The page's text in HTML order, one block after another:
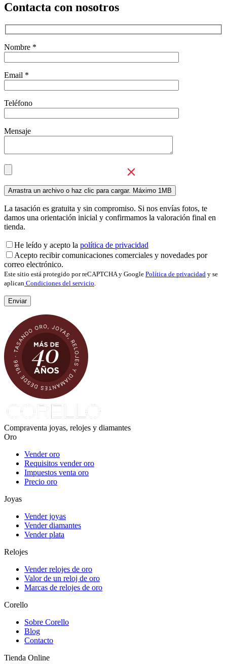
Contacta con nosotros
Nombre *
Email *
Teléfono
Mensaje
La tasación es gratuita y sin compromiso. Si nos envías fotos, te
damos una orientación inicial y confirmamos la valoración final en
tienda.
He leído y acepto la política de privacidad
Acepto recibir comunicaciones comerciales y novedades por
correo electrónico.
Este sitio está protegido por reCAPTCHA y Google Política de privacidad y se
aplican Condiciones del servicio
Compraventa joyas, relojes y diamantes
Oro
Vender oro
Requisitos vender oro
Impuestos venta oro
Precio oro
Joyas
Vender joyas
Vender diamantes
Vender plata
Relojes
Vender relojes de oro
Valor de un reloj de oro
Marcas de relojes de oro
Corello
Sobre Corello
Blog
Contacto
Tienda Online